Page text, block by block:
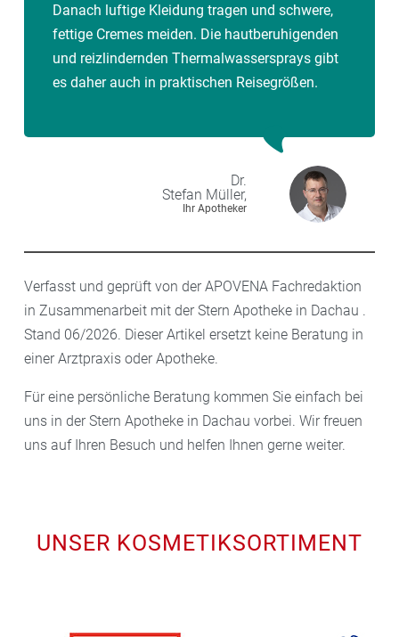
Danach luftige Kleidung tragen und schwere,
fettige Cremes meiden. Die hautberuhigenden
und reizlindernden Thermalwassersprays gibt
es daher auch in praktischen Reisegrößen.
Dr.
Stefan Müller,
Ihr Apotheker
Verfasst und geprüft von der APOVENA Fachredaktion
in Zusammenarbeit mit der Stern Apotheke in Dachau .
Stand 06/2026. Dieser Artikel ersetzt keine Beratung in
einer Arztpraxis oder Apotheke.
Für eine persönliche Beratung kommen Sie einfach bei
uns in der Stern Apotheke in Dachau vorbei. Wir freuen
uns auf Ihren Besuch und helfen Ihnen gerne weiter.
UNSER KOSMETIKSORTIMENT